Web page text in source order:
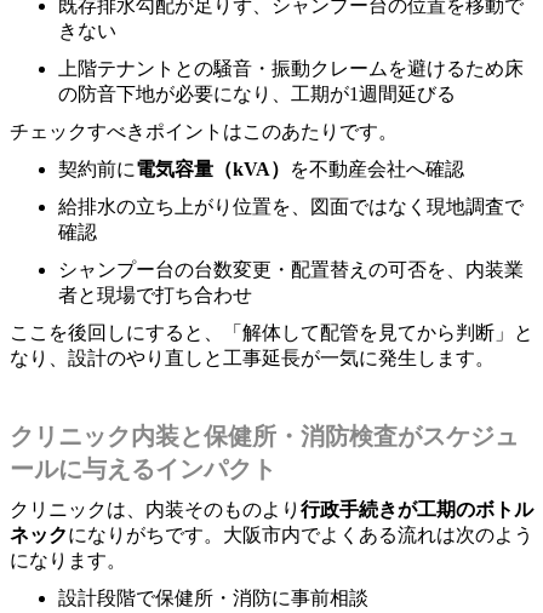
既存排水勾配が足りず、シャンプー台の位置を移動で
きない
上階テナントとの騒音・振動クレームを避けるため床
の防音下地が必要になり、工期が1週間延びる
チェックすべきポイントはこのあたりです。
契約前に電気容量（kVA）
を不動産会社へ確認
給排水の立ち上がり位置を、図面ではなく現地調査で
確認
シャンプー台の台数変更・配置替えの可否を、内装業
者と現場で打ち合わせ
ここを後回しにすると、「解体して配管を見てから判断」と
なり、設計のやり直しと工事延長が一気に発生します。
クリニック内装と保健所・消防検査がスケジュ
ールに与えるインパクト
クリニックは、内装そのものより 行政手続きが工期のボトル
ネックになりがちです。大阪市内でよくある流れは次のよう
になります。
設計段階で保健所・消防に事前相談